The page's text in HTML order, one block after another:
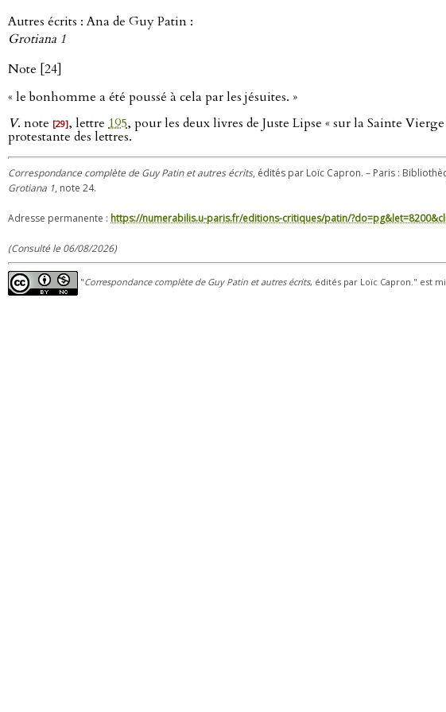
Autres écrits : Ana de Guy Patin :
Grotiana 1
Note [24]
« le bonhomme a été poussé à cela par les jésuites. »
V. note [29], lettre 195, pour les deux livres de Juste Lipse « sur la Sainte
protestante des lettres.
Correspondance complète de Guy Patin et autres écrits, édités par Loïc Capron. – Paris :
Grotiana 1, note 24.
Adresse permanente : https://numerabilis.u-paris.fr/editions-critiques/patin/
(Consulté le 06/08/2026)
"Correspondance complète de Guy Patin et autres écrits, édités par Loïc Capron." est